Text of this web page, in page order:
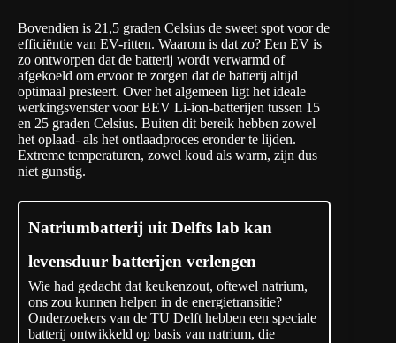
Bovendien is 21,5 graden Celsius de sweet spot voor de
efficiëntie van EV-ritten. Waarom is dat zo? Een EV is
zo ontworpen dat de batterij wordt verwarmd of
afgekoeld om ervoor te zorgen dat de batterij altijd
optimaal presteert. Over het algemeen ligt het ideale
werkingsvenstervoor BEV Li-ion-batterijen tussen 15
en 25 graden Celsius. Buiten dit bereik hebben zowel
het oplaad- als het ontlaadproces eronder te lijden.
Extreme temperaturen, zowel koud als warm, zijn dus
niet gunstig.
Natriumbatterij uit Delfts lab kan
levensduur batterijen verlengen
Wie had gedacht dat keukenzout, oftewel natrium,
ons zou kunnen helpen in de energietransitie?
Onderzoekers van de TU Delft hebben een speciale
batterij ontwikkeld op basis van natrium, die